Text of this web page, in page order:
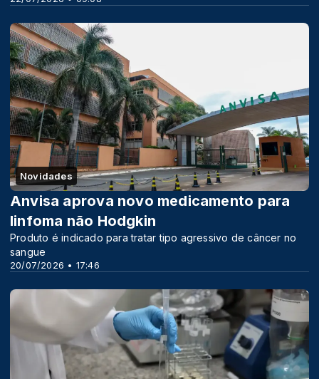
Novidades
20/07/2026 • 17:46
Anvisa aprova novo medicamento para
linfoma não Hodgkin
Produto é indicado para tratar tipo agressivo de câncer no
sangue